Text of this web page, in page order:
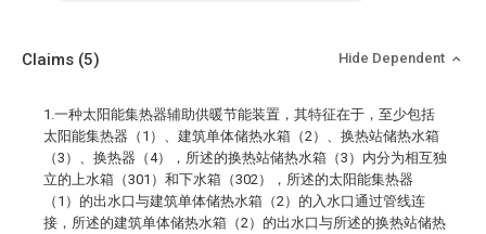
Claims (5) Hide Dependent
1.一种太阳能集热器辅助供暖节能装置，其特征在于，至少包括
太阳能集热器（1）、建筑单体储热水箱（2）、换热站储热水箱
（3）、换热器（4），所述的换热站储热水箱（3）内分为相互独
立的上水箱（301）和下水箱（302），所述的太阳能集热器
（1）的出水口与建筑单体储热水箱（2）的入水口通过管线连
接，所述的建筑单体储热水箱（2）的出水口与所述的换热站储热